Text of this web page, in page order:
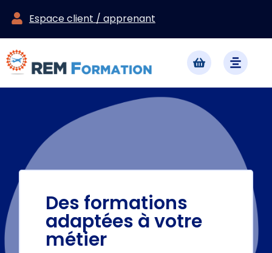
Espace client / apprenant
Des formations
adaptées à votre
métier